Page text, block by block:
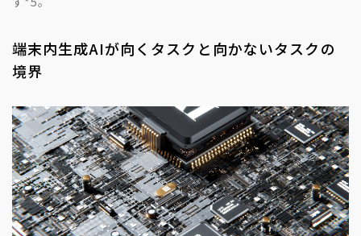
端末内生成AIが向くタスクと向かないタスクの
境界